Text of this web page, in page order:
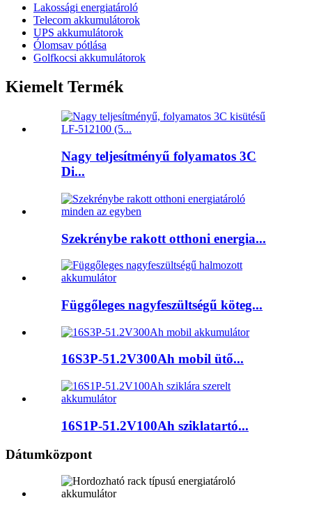
Lakossági energiatároló
Telecom akkumulátorok
UPS akkumulátorok
Ólomsav pótlása
Golfkocsi akkumulátorok
Kiemelt Termék
Nagy teljesítményű folyamatos 3C
Di...
Szekrénybe rakott otthoni energia...
Függőleges nagyfeszültségű köteg...
16S3P-51.2V300Ah mobil ütő...
16S1P-51.2V100Ah sziklatartó...
Dátumközpont